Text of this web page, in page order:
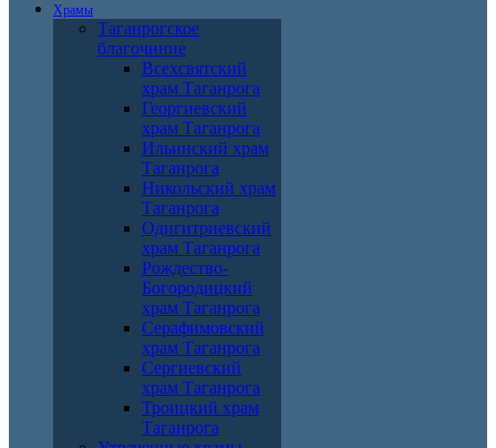
Храмы
Таганрогское
благочиние
Всехсвятский
храм Таганрога
Георгиевский
храм Таганрога
Ильинский храм
Таганрога
Никольский храм
Таганрога
Одигитриевский
храм Таганрога
Рождество-
Богородицкий
храм Таганрога
Серафимовский
храм Таганрога
Сергиевский
храм Таганрога
Троицкий храм
Таганрога